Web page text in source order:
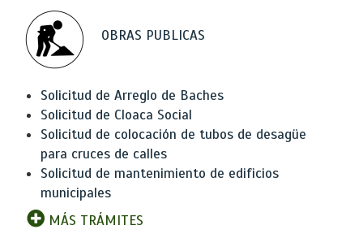
OBRAS PUBLICAS
Solicitud de Arreglo de Baches
Solicitud de Cloaca Social
Solicitud de colocación de tubos de desagüe
para cruces de calles
Solicitud de mantenimiento de edificios
municipales
MÁS TRÁMITES